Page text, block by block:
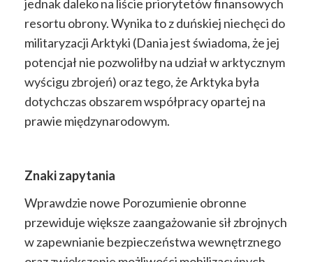
jednak daleko na liście priorytetów finansowych
resortu obrony. Wynika to z duńskiej niechęci do
militaryzacji Arktyki (Dania jest świadoma, że jej
potencjał nie pozwoliłby na udział w arktycznym
wyścigu zbrojeń) oraz tego, że Arktyka była
dotychczas obszarem współpracy opartej na
prawie międzynarodowym.
Znaki zapytania
Wprawdzie nowe Porozumienie obronne
przewiduje większe zaangażowanie sił zbrojnych
w zapewnianie bezpieczeństwa wewnętrznego